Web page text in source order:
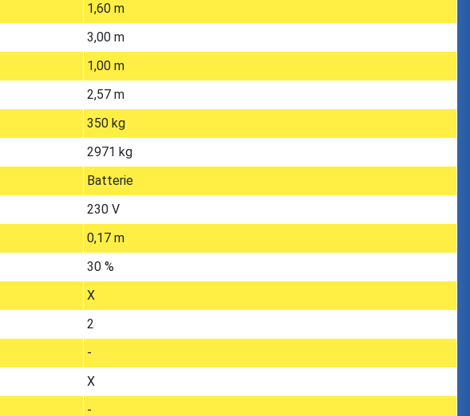
1,60 m
3,00 m
1,00 m
2,57 m
350 kg
2971 kg
Batterie
230 V
0,17 m
30 %
X
2
-
X
-